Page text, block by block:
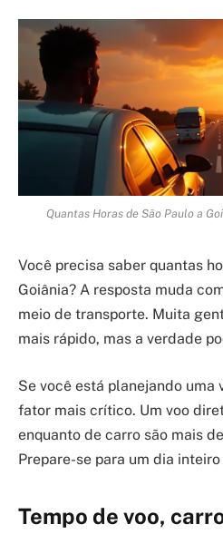
Quantas Horas de São Paulo a
Você precisa saber quantas
Goiânia? A resposta muda
meio de transporte. Muita
mais rápido, mas a verdade
Se você está planejando uma
fator mais crítico. Um voo
enquanto de carro são mais
Prepare-se para um dia
Tempo de voo,